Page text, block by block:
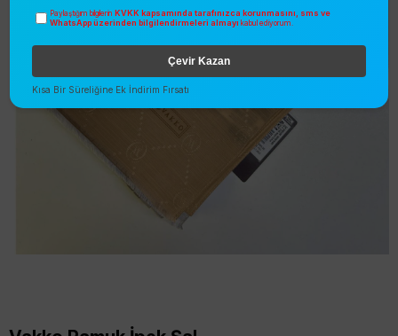
Paylaştığım bilgilerin KVKK kapsamında tarafınızca korunmasını, sms ve
WhatsApp üzerinden bilgilendirmeleri almayı kabul ediyorum.
Çevir Kazan
Kısa Bir Süreliğine Ek İndirim Fırsatı